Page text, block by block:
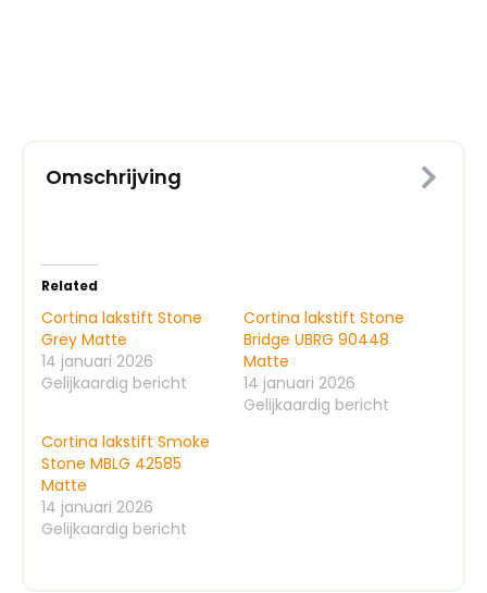
Omschrijving
Related
Cortina lakstift Stone
Grey Matte
14 januari 2026
Gelijkaardig bericht
Cortina lakstift Stone
Bridge UBRG 90448
Matte
14 januari 2026
Gelijkaardig bericht
Cortina lakstift Smoke
Stone MBLG 42585
Matte
14 januari 2026
Gelijkaardig bericht